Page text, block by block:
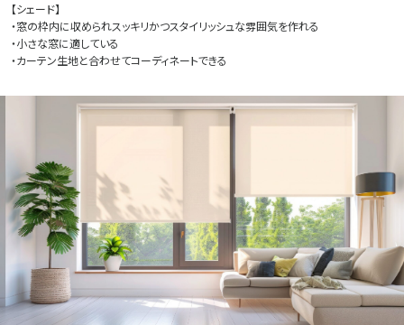
【シェード】
・窓の枠内に収められスッキリかつスタイリッシュな雰囲気を作れる
・小さな窓に適している
・カーテン生地と合わせてコーディネートできる